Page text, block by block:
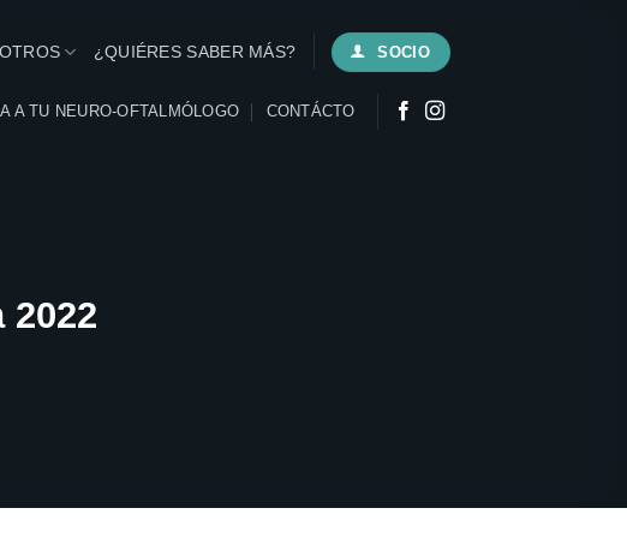
¿QUIÉRES SABER MÁS? SOCIO
A TU NEURO-OFTALMÓLOGO CONTÁCTO
2022